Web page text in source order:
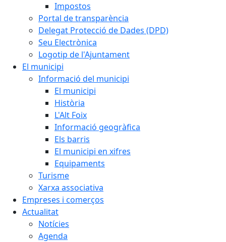
Impostos
Portal de transparència
Delegat Protecció de Dades (DPD)
Seu Electrònica
Logotip de l'Ajuntament
El municipi
Informació del municipi
El municipi
Història
L'Alt Foix
Informació geogràfica
Els barris
El municipi en xifres
Equipaments
Turisme
Xarxa associativa
Empreses i comerços
Actualitat
Notícies
Agenda